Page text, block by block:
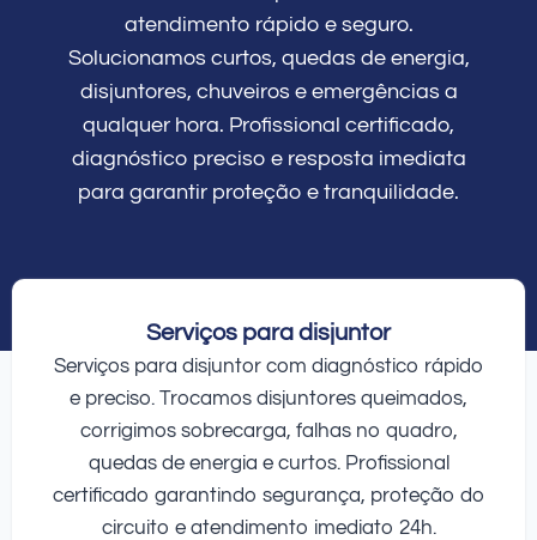
atendimento rápido e seguro.
Solucionamos curtos, quedas de energia,
disjuntores, chuveiros e emergências a
qualquer hora. Profissional certificado,
diagnóstico preciso e resposta imediata
para garantir proteção e tranquilidade.
Serviços para disjuntor
Serviços para disjuntor com diagnóstico rápido
e preciso. Trocamos disjuntores queimados,
corrigimos sobrecarga, falhas no quadro,
quedas de energia e curtos. Profissional
certificado garantindo segurança, proteção do
circuito e atendimento imediato 24h.